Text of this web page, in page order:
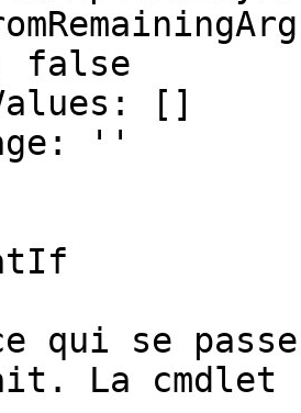
false
[]
''
qui se
La cmdlet